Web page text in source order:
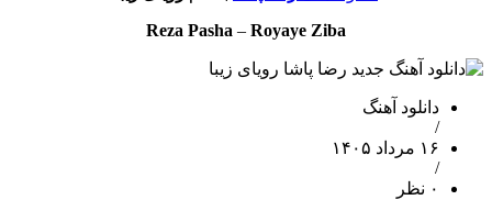
Reza Pasha – Royaye Ziba
دانلود آهنگ
/
۱۶ مرداد ۱۴۰۵
/
۰ نظر